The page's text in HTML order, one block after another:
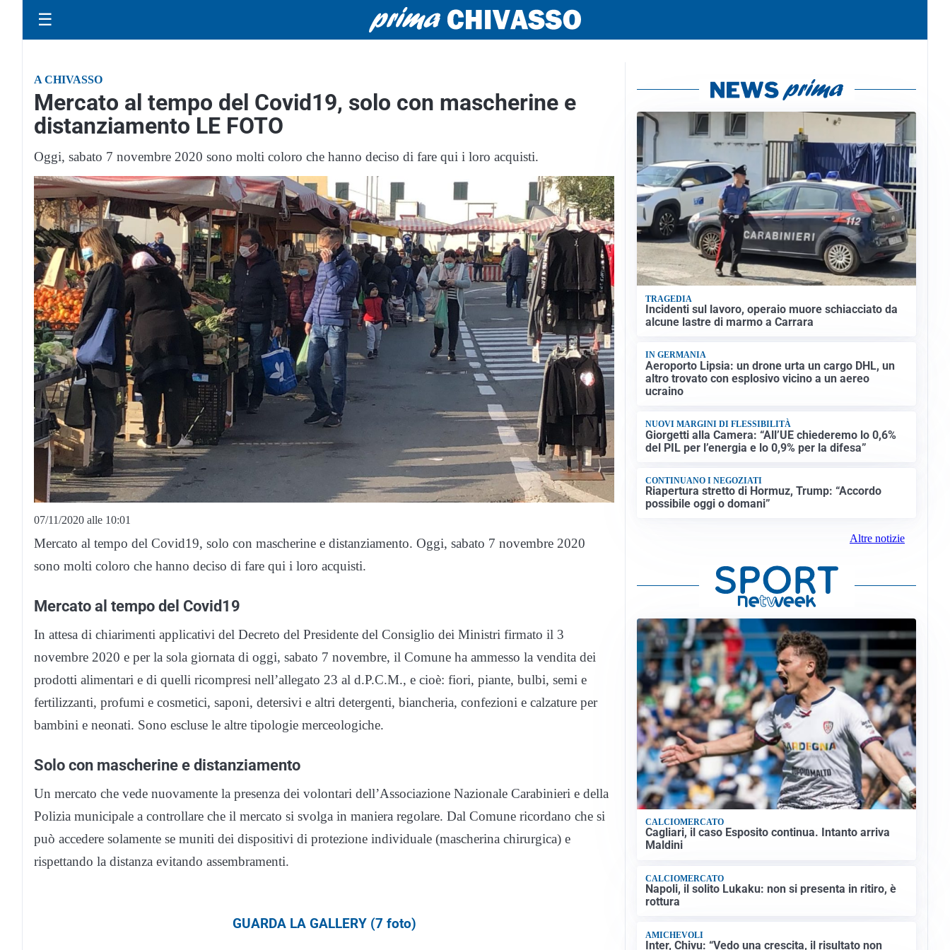
☰
A CHIVASSO
Mercato al tempo del Covid19, solo con mascherine e
distanziamento LE FOTO
Oggi, sabato 7 novembre 2020 sono molti coloro che hanno deciso di fare qui i loro acquisti.
07/11/2020 alle 10:01
Mercato al tempo del Covid19, solo con mascherine e distanziamento. Oggi, sabato 7 novembre 2020
sono molti coloro che hanno deciso di fare qui i loro acquisti.
Mercato al tempo del Covid19
In attesa di chiarimenti applicativi del Decreto del Presidente del Consiglio dei Ministri firmato il 3
novembre 2020 e per la sola giornata di oggi, sabato 7 novembre, il Comune ha ammesso la vendita dei
prodotti alimentari e di quelli ricompresi nell’allegato 23 al d.P.C.M., e cioè: fiori, piante, bulbi, semi e
fertilizzanti, profumi e cosmetici, saponi, detersivi e altri detergenti, biancheria, confezioni e calzature per
bambini e neonati. Sono escluse le altre tipologie merceologiche.
Solo con mascherine e distanziamento
Un mercato che vede nuovamente la presenza dei volontari dell’Associazione Nazionale Carabinieri e della
Polizia municipale a controllare che il mercato si svolga in maniera regolare. Dal Comune ricordano che si
può accedere solamente se muniti dei dispositivi di protezione individuale (mascherina chirurgica) e
rispettando la distanza evitando assembramenti.
GUARDA LA GALLERY (7 foto)
TRAGEDIA
Incidenti sul lavoro, operaio muore schiacciato da
alcune lastre di marmo a Carrara
IN GERMANIA
Aeroporto Lipsia: un drone urta un cargo DHL, un
altro trovato con esplosivo vicino a un aereo
ucraino
NUOVI MARGINI DI FLESSIBILITÀ
Giorgetti alla Camera: “All’UE chiederemo lo 0,6%
del PIL per l’energia e lo 0,9% per la difesa”
CONTINUANO I NEGOZIATI
Riapertura stretto di Hormuz, Trump: “Accordo
possibile oggi o domani”
Altre notizie
CALCIOMERCATO
Cagliari, il caso Esposito continua. Intanto arriva
Maldini
CALCIOMERCATO
Napoli, il solito Lukaku: non si presenta in ritiro, è
rottura
AMICHEVOLI
Inter, Chivu: “Vedo una crescita, il risultato non